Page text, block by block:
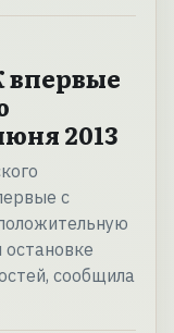
2013
с
сообщила